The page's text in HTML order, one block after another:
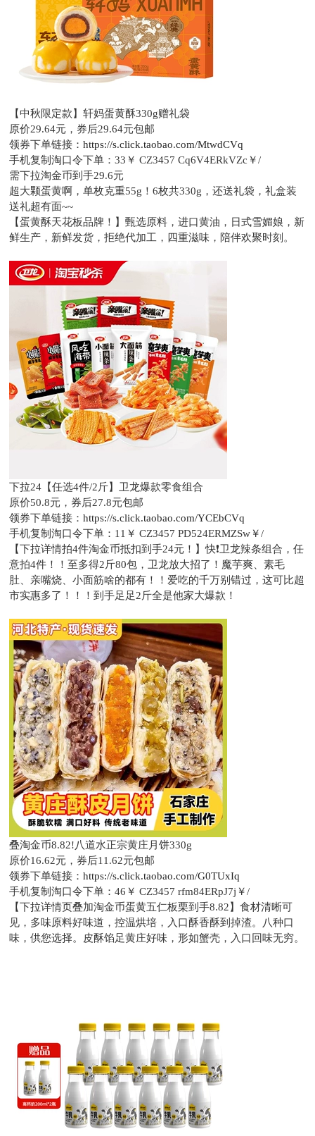
【中秋限定款】轩妈蛋黄酥330g赠礼袋
原价29.64元， 券后29.64元包邮
领券下单链接：https://s.click.taobao.com/MtwdCVq
手机复制淘口令下单：33￥ CZ3457 Cq6V4ERkVZc￥/
需下拉淘金币到手29.6元
超大颗蛋黄啊，单枚克重55g！6枚共330g，还送礼袋，礼盒装
送礼超有面~~
【蛋黄酥天花板品牌！】甄选原料，进口黄油，日式雪媚娘，新
鲜生产，新鲜发货，拒绝代加工，四重滋味，陪伴欢聚时刻。
下拉24【任选4件/2斤】卫龙爆款零食组合
原价50.8元， 券后27.8元包邮
领券下单链接：https://s.click.taobao.com/YCEbCVq
手机复制淘口令下单： 11￥ CZ3457 PD524ERMZSw￥/
【下拉详情拍4件淘金币抵扣到手24元！】快❗卫龙辣条组合，任
意拍4件！！至多得2斤80包，卫龙放大招了！魔芋爽、素毛
肚、亲嘴烧、小面筋啥的都有！！爱吃的千万别错过，这可比超
市实惠多了！！！到手足足2斤全是他家大爆款！
叠淘金币8.82!八道水正宗黄庄月饼330g
原价16.62元， 券后11.62元包邮
领券下单链接：https://s.click.taobao.com/G0TUxIq
手机复制淘口令下单：46￥ CZ3457 rfm84ERpJ7j￥/
【下拉详情页叠加淘金币蛋黄五仁板栗到手8.82】食材清晰可
见，多味原料好味道，控温烘培，入口酥香酥到掉渣。八种口
味，供您选择。皮酥馅足黄庄好味，形如蟹壳，入口回味无穷。